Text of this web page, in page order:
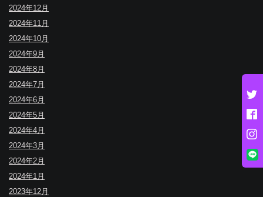
2024年12月
2024年11月
2024年10月
2024年9月
2024年8月
2024年7月
2024年6月
2024年5月
2024年4月
2024年3月
2024年2月
2024年1月
2023年12月